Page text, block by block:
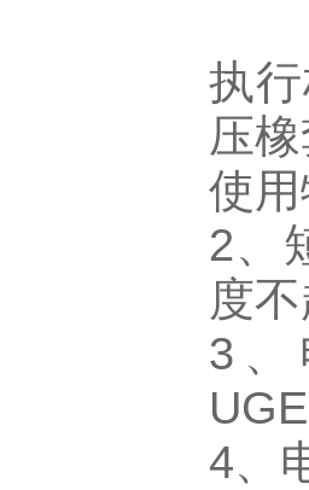
执
压
使
2、
度
3、
4、